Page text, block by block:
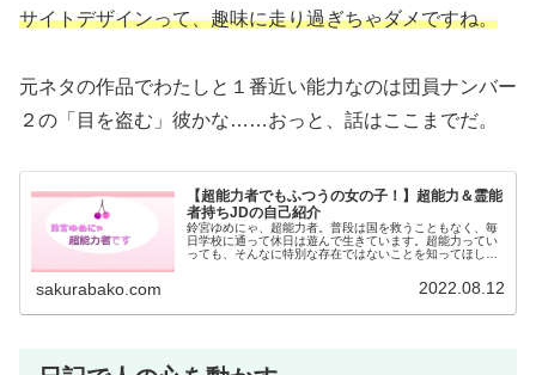
サイトデザインって、趣味に走り過ぎちゃダメですね。
元ネタの作品でわたしと１番近い能力なのは団員ナンバー
２の「目を盗む」彼かな……おっと、話はここまでだ。
【超能力者でもふつうの女の子！】超能力＆霊能
者持ちJDの自己紹介
鈴宮ゆめにゃ、超能力者。普段は国を救うこともなく、毎
日学校に通って休日は遊んで生きています。超能力ってい
っても、そんなに特別な存在ではないことを知ってほしく
sakurabako.com 2022.08.12